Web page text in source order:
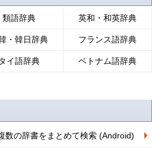
類語辞典 英和・和英辞典
・韓日辞典 フランス語辞典
タイ語辞典 ベトナム語辞典
数の辞書をまとめて検索 (Android)